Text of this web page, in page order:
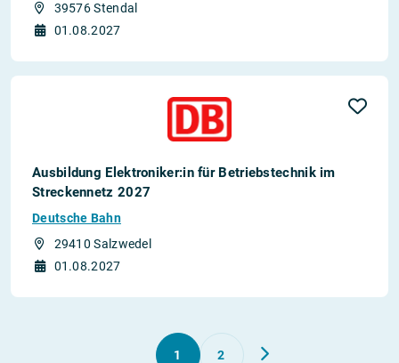
39576 Stendal
01.08.2027
Ausbildung Elektroniker:in für Betriebstechnik im
Streckennetz 2027
Deutsche Bahn
29410 Salzwedel
01.08.2027
1 2